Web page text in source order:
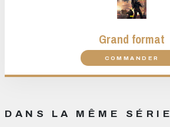
Grand format
COMMANDER
DANS LA MÊME SÉRIE